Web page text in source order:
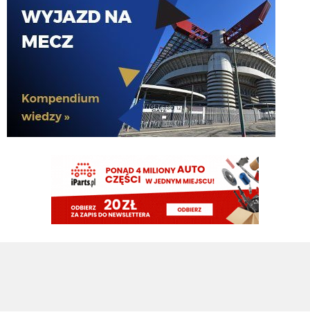
FENDI_SOSA
jeszcze jak spojrzysz na lh xd
08.08.2026 15:03
diouf ma fajny pęd na bramke
VVujek 08.08.2026 15:03
Ty nazwałeś go plackiem przypominam
Nerazzurro90 08.08.2026 15:03
fajnie ze diouf kolejny mecz z golem, ołktri ma tym samym argumenty zeby
w sumie zamknac juz mercato
08.08.2026 15:02